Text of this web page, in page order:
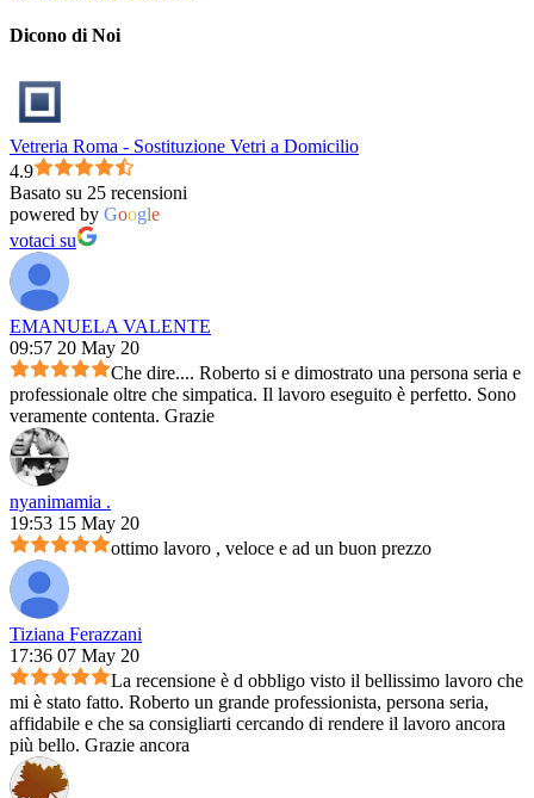
Dicono di Noi
Vetreria Roma - Sostituzione Vetri a Domicilio
4.9
Basato su 25 recensioni
powered by Google
votaci su
EMANUELA VALENTE
09:57 20 May 20
Che dire.... Roberto si e dimostrato una persona seria e
professionale oltre che simpatica. Il lavoro eseguito è perfetto. Sono
veramente contenta. Grazie
nyanimamia .
19:53 15 May 20
ottimo lavoro , veloce e ad un buon prezzo
Tiziana Ferazzani
17:36 07 May 20
La recensione è d obbligo visto il bellissimo lavoro che
mi è stato fatto. Roberto un grande professionista, persona seria,
affidabile e che sa consigliarti cercando di rendere il lavoro ancora
più bello. Grazie ancora